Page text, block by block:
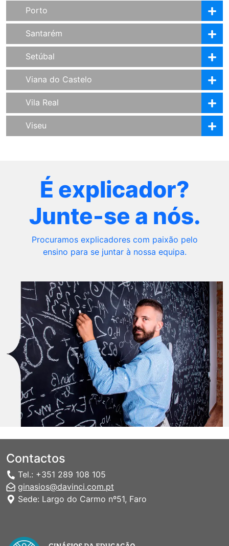
Porto
Santarém
Setúbal
Viana do Castelo
Vila Real
Viseu
É explicador?
Junte-se a nós.
Procuramos explicadores com paixão pelo
ensino para se juntar à nossa equipa.
Contactos
Tel.: +351 289 108 105
ginasios@davinci.com.pt
Sede: Largo do Carmo nº51, Faro